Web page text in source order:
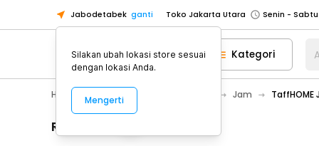
Jabodetabek ganti Toko Jakarta Utara
Toko Tangerang
Toko Cikupa
Pick n Go Jakarta Barat
Senin -
Pick n Go Bekasi
Senin - Jumat
Senin - Jumat
Senin -
Kategori
Home Appliance Jam
Rincian Produk
Silakan ubah lokasi store sesuai
dengan lokasi Anda.
Mengerti